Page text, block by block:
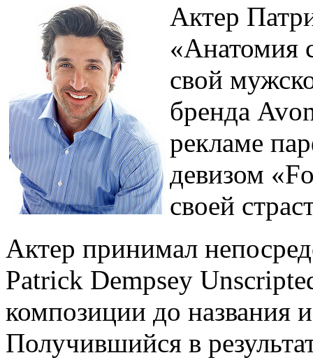
Актер
«Анатомия
свой
бренда
рекламе
девизом
своей
Актер принимал
Patrick Dempsey
композиции до названия
Получившийся в